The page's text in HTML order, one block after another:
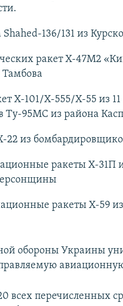
136/131 из
ракет Х-47М2
Х-101/Х-555/Х-55 из 11
Ту-95МС из района
22 из
ракеты Х-31П
ракеты Х-59
обороны Украины
всех перечисленных